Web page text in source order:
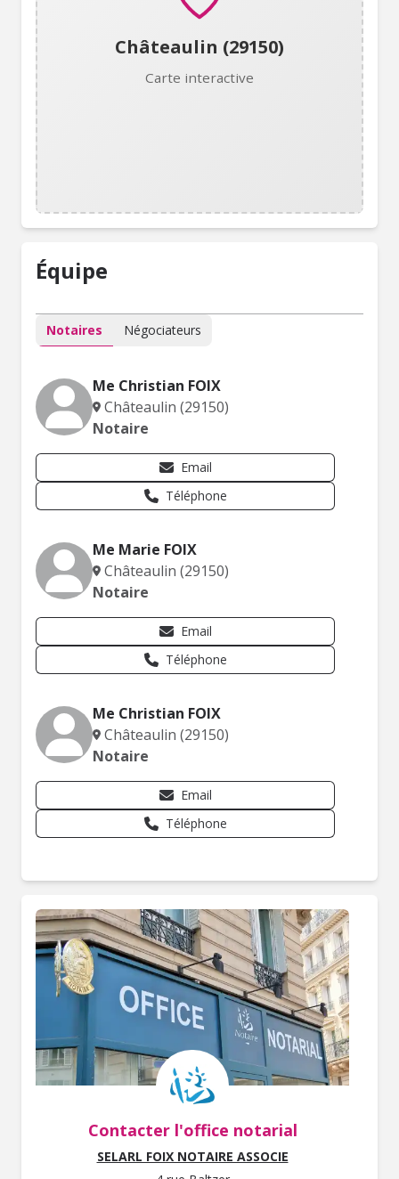
Châteaulin (29150)
Carte interactive
Équipe
Notaires Négociateurs
Me Christian FOIX
Châteaulin (29150)
Notaire
Email
Téléphone
Me Marie FOIX
Châteaulin (29150)
Notaire
Email
Téléphone
Me Christian FOIX
Châteaulin (29150)
Notaire
Email
Téléphone
Contacter l'office notarial
SELARL FOIX NOTAIRE ASSOCIE